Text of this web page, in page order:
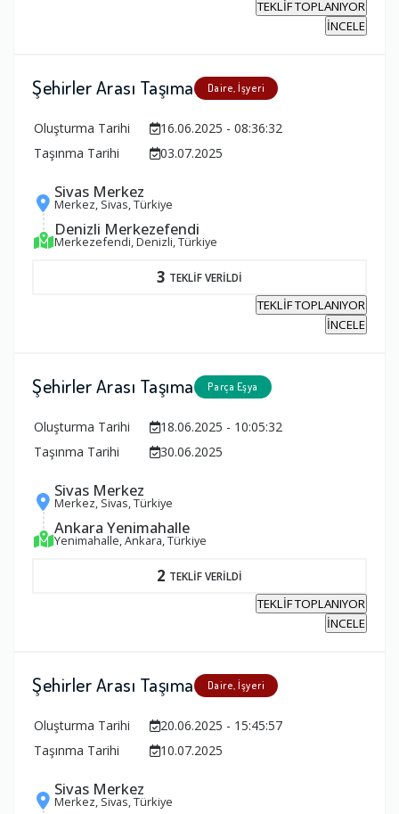
TEKLİF TOPLANIYOR
İNCELE
Şehirler Arası Taşıma Daire, İşyeri
Oluşturma Tarihi
16.06.2025 - 08:36:32
Taşınma Tarihi
03.07.2025
Sivas Merkez
Merkez, Sivas, Türkiye
Denizli Merkezefendi
Merkezefendi, Denizli, Türkiye
3 TEKLİF VERİLDİ
TEKLİF TOPLANIYOR
İNCELE
Şehirler Arası Taşıma Parça Eşya
Oluşturma Tarihi
18.06.2025 - 10:05:32
Taşınma Tarihi
30.06.2025
Sivas Merkez
Merkez, Sivas, Türkiye
Ankara Yenimahalle
Yenimahalle, Ankara, Türkiye
2 TEKLİF VERİLDİ
TEKLİF TOPLANIYOR
İNCELE
Şehirler Arası Taşıma Daire, İşyeri
Oluşturma Tarihi
20.06.2025 - 15:45:57
Taşınma Tarihi
10.07.2025
Sivas Merkez
Merkez, Sivas, Türkiye